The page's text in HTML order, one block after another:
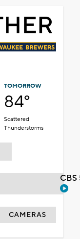
TOMORROW
84°
Scattered
Thunderstorms
CAMERAS